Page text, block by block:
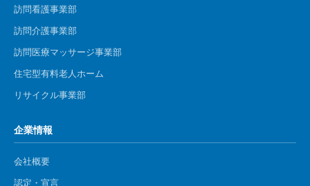
訪問看護事業部
訪問介護事業部
​訪問医療マッサージ事業部
住宅型有料老人ホーム
リサイクル事業部
企業情報
会社概要
認定・宣言